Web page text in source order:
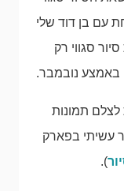
עם בן דוד שלי
סיור סגווי רק
תמונות
עשיתי בפארק
).